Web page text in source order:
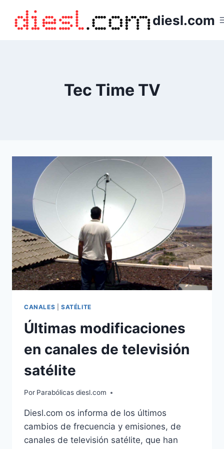
contenido
diesl.com
Tec Time TV
CANALES SATÉLITE
Últimas modificaciones
en canales de televisión
satélite
Por Parabólicas diesl.com
Diesl.com os informa de los últimos
cambios de frecuencia y emisiones, de
canales de televisión satélite, que han